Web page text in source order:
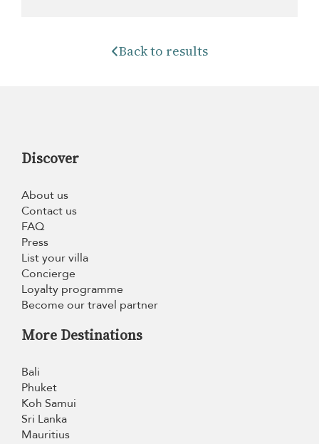
Back to results
Discover
About us
Contact us
FAQ
Press
List your villa
Concierge
Loyalty programme
Become our travel partner
More Destinations
Bali
Phuket
Koh Samui
Sri Lanka
Mauritius